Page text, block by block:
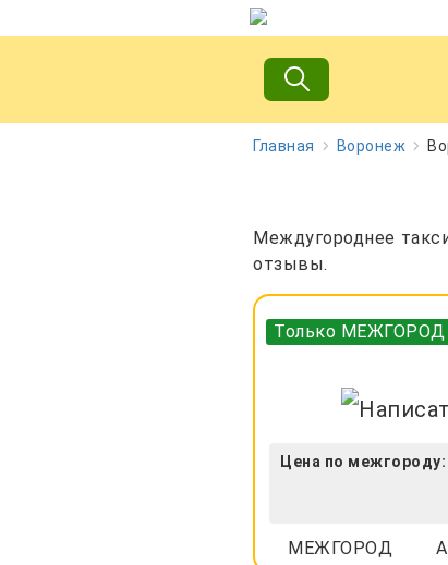
Главная Воронеж
Междугороднее
отзывы.
Только МЕЖГОРОД
Цена по межгороду:
МЕЖГОРОД